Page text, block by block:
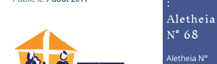
Aletheia
N° 68
Aletheia N°